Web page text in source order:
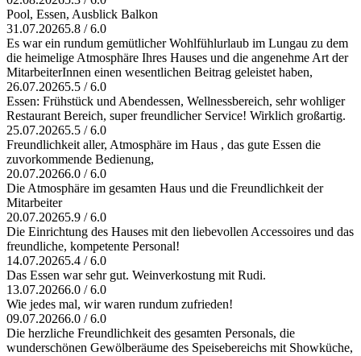
Pool, Essen, Ausblick Balkon
31.07.20265.8 / 6.0
Es war ein rundum gemütlicher Wohlfühlurlaub im Lungau zu dem
die heimelige Atmosphäre Ihres Hauses und die angenehme Art der
MitarbeiterInnen einen wesentlichen Beitrag geleistet haben,
26.07.20265.5 / 6.0
Essen: Frühstück und Abendessen, Wellnessbereich, sehr wohliger
Restaurant Bereich, super freundlicher Service! Wirklich großartig.
25.07.20265.5 / 6.0
Freundlichkeit aller, Atmosphäre im Haus , das gute Essen die
zuvorkommende Bedienung,
20.07.20266.0 / 6.0
Die Atmosphäre im gesamten Haus und die Freundlichkeit der
Mitarbeiter
20.07.20265.9 / 6.0
Die Einrichtung des Hauses mit den liebevollen Accessoires und das
freundliche, kompetente Personal!
14.07.20265.4 / 6.0
Das Essen war sehr gut. Weinverkostung mit Rudi.
13.07.20266.0 / 6.0
Wie jedes mal, wir waren rundum zufrieden!
09.07.20266.0 / 6.0
Die herzliche Freundlichkeit des gesamten Personals, die
wunderschönen Gewölberäume des Speisebereichs mit Showküche,